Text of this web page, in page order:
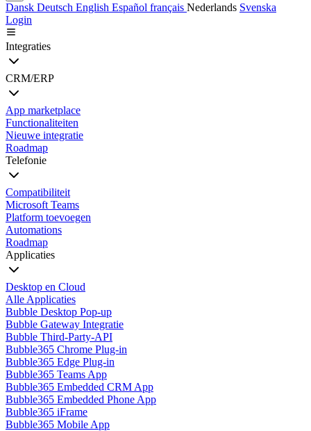
Dansk Deutsch English Español français Nederlands Svenska
Login
Integraties
CRM/ERP
App marketplace
Functionaliteiten
Nieuwe integratie
Roadmap
Telefonie
Compatibiliteit
Microsoft Teams
Platform toevoegen
Automations
Roadmap
Applicaties
Desktop en Cloud
Alle Applicaties
Bubble Desktop Pop-up
Bubble Gateway Integratie
Bubble Third-Party-API
Bubble365 Chrome Plug-in
Bubble365 Edge Plug-in
Bubble365 Teams App
Bubble365 Embedded CRM App
Bubble365 Embedded Phone App
Bubble365 iFrame
Bubble365 Mobile App